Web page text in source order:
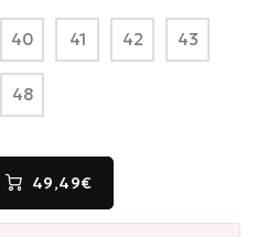
40 41 42 43
48
49,49€